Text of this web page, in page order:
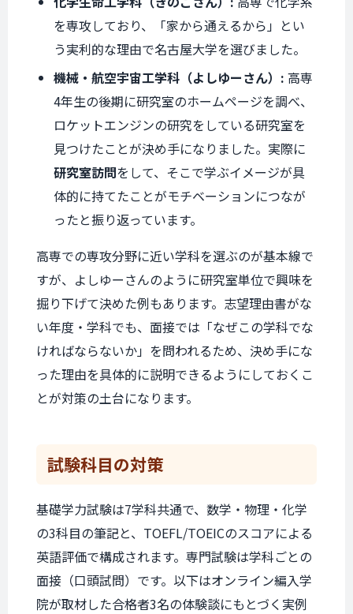
を専攻しており、「家から通えるから」とい
う実利的な理由で名古屋大学を選びました。
機械・航空宇宙工学科（よしゆーさん）: 高専
4年生の後期に研究室のホームページを調べ、
ロケットエンジンの研究をしている研究室を
見つけたことが決め手になりました。実際に
研究室訪問をして、そこで学ぶイメージが具
体的に持てたことがモチベーションにつなが
ったと振り返っています。
高専での専攻分野に近い学科を選ぶのが基本線で
すが、よしゆーさんのように研究室単位で興味を
掘り下げて決めた例もあります。志望理由書がな
い年度・学科でも、面接では「なぜこの学科でな
ければならないか」を問われるため、決め手にな
った理由を具体的に説明できるようにしておくこ
とが対策の土台になります。
試験科目の対策
基礎学力試験は7学科共通で、数学・物理・化学
の3科目の筆記と、TOEFL/TOEICのスコアによる
英語評価で構成されます。専門試験は学科ごとの
面接（口頭試問）です。以下はオンライン編入学
院が取材した合格者3名の体験談にもとづく実例